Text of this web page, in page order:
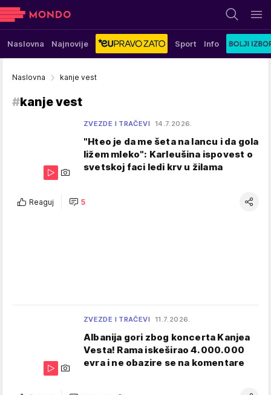
Naslovna Najnovije Sport Info
Naslovna kanje vest
#kanje vest
ZVEZDE I TRAČEVI 14.7.2026.
"Hteo je da me šeta na lancu i da gola
ližem mleko": Karleušina ispovest o
svetskoj faci ledi krv u žilama
Reaguj 5
ZVEZDE I TRAČEVI 11.7.2026.
Albanija gori zbog koncerta Kanjea
Vesta! Rama iskeširao 4.000.000
evra i ne obazire se na komentare